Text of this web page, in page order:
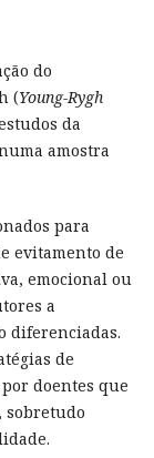
do
(Young-Rygh
da
amostra
para
evitamento de
emocional ou
a
diferenciadas.
de
doentes que
sobretudo